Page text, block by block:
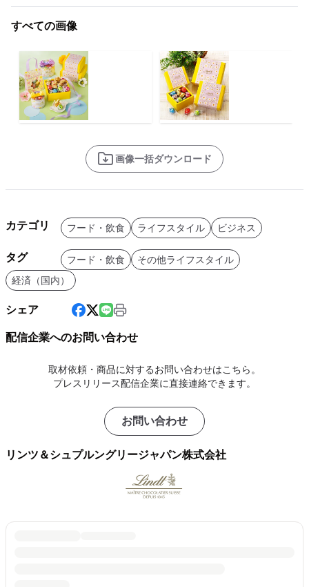
すべての画像
画像一括ダウンロード
カテゴリ フード・飲食 ライフスタイル ビジネス
タグ フード・飲食
その他ライフスタイル
経済（国内）
シェア
配信企業へのお問い合わせ
取材依頼・商品に対するお問い合わせはこちら。
プレスリリース配信企業に直接連絡できます。
お問い合わせ
リンツ＆シュプルングリージャパン株式会社